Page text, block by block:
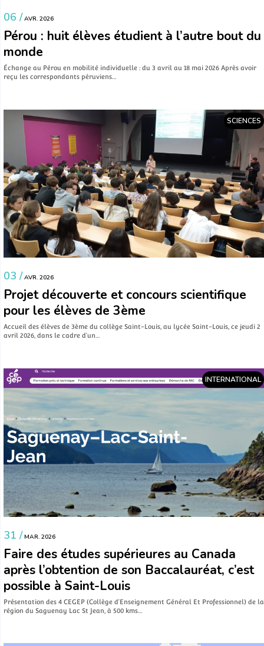
06 / AVR. 2026
Pérou : huit élèves étudient à l’autre bout du
monde
Échange au Pérou en mobilité individuelle : du 3 avril au 18 mai 2026 Après avoir
reçu les correspondants péruviens…
SCIENCES
03 / AVR. 2026
Projet découverte et concours scientifique
pour les élèves de 3ème
Accueil des élèves de 3ème du collège Saint-Louis, au lycée Saint-Louis, ce jeudi 2
avril 2026, dans le cadre d’un…
INTERNATIONAL
31 / MAR. 2026
Faire des études supérieures au Canada
après l’obtention de son Baccalauréat, c’est
possible à Saint-Louis
Présentation des 4 CEGEP (Collège d’Enseignement Général Et Professionnel) de la
région du Saguenay Lac St Jean, à 500 kms…